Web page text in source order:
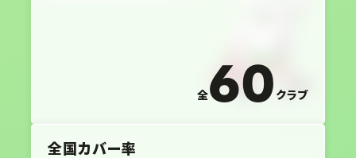
全60 クラブ
全国カバー率